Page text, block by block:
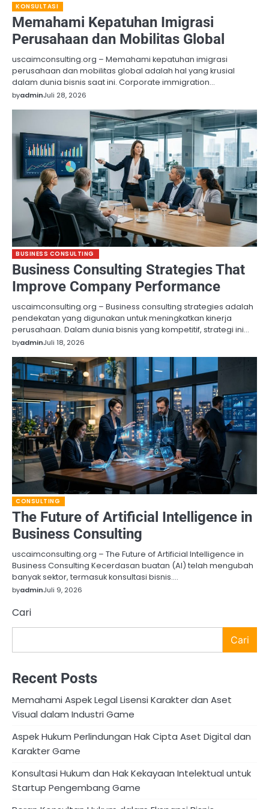
KONSULTASI
Memahami Kepatuhan Imigrasi
Perusahaan dan Mobilitas Global
uscaimconsulting.org – Memahami kepatuhan imigrasi
perusahaan dan mobilitas global adalah hal yang krusial
dalam dunia bisnis saat ini. Corporate immigration…
byadminJuli 28, 2026
BUSINESS CONSULTING
Business Consulting Strategies That
Improve Company Performance
uscaimconsulting.org – Business consulting strategies adalah
pendekatan yang digunakan untuk meningkatkan kinerja
perusahaan. Dalam dunia bisnis yang kompetitif, strategi ini…
byadminJuli 18, 2026
CONSULTING
The Future of Artificial Intelligence in
Business Consulting
uscaimconsulting.org – The Future of Artificial Intelligence in
Business Consulting Kecerdasan buatan (AI) telah mengubah
banyak sektor, termasuk konsultasi bisnis.…
byadminJuli 9, 2026
Cari
Cari
Recent Posts
Memahami Aspek Legal Lisensi Karakter dan Aset
Visual dalam Industri Game
Aspek Hukum Perlindungan Hak Cipta Aset Digital dan
Karakter Game
Konsultasi Hukum dan Hak Kekayaan Intelektual untuk
Startup Pengembang Game